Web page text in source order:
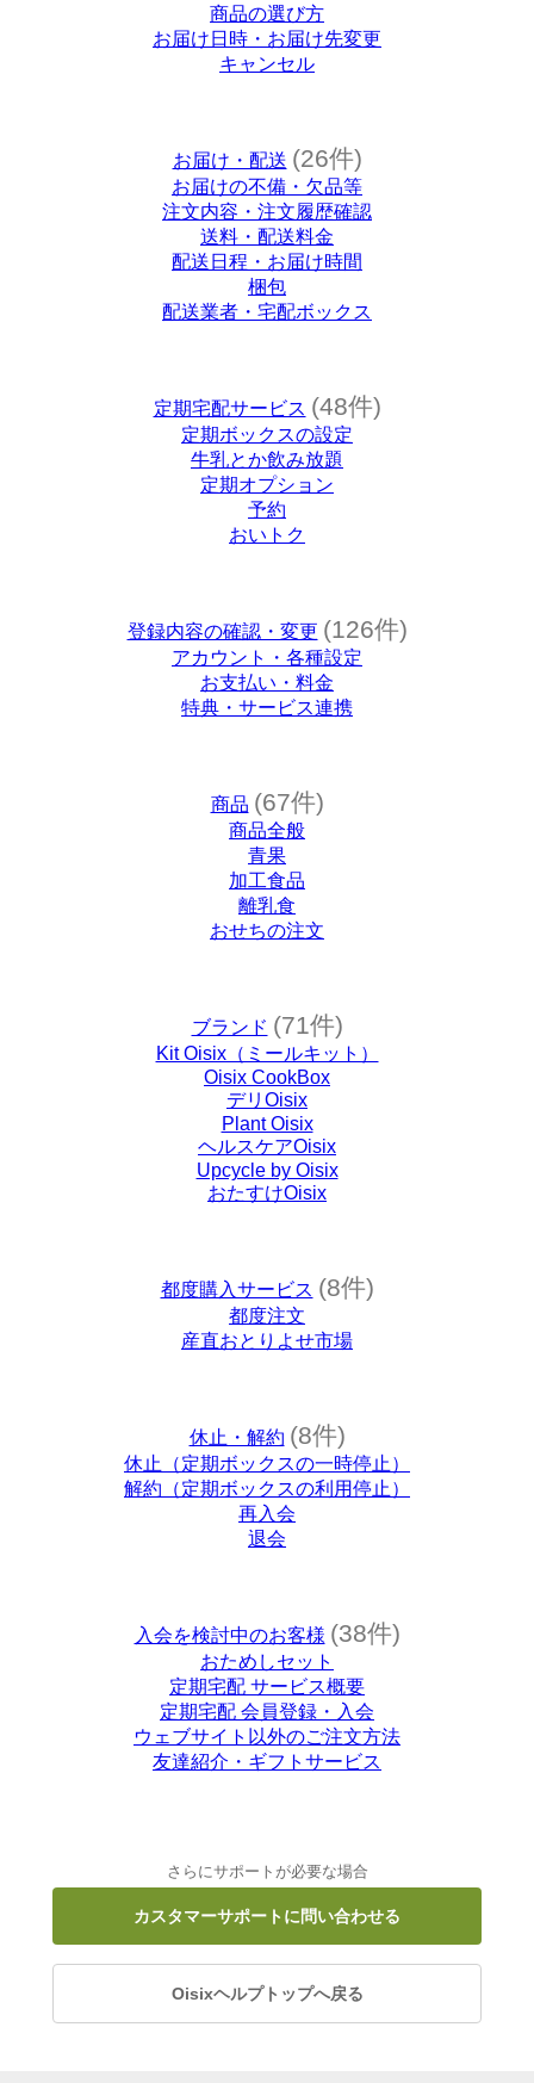
商品の選び方
お届け日時・お届け先変更
キャンセル
お届け・配送 (26件)
お届けの不備・欠品等
注文内容・注文履歴確認
送料・配送料金
配送日程・お届け時間
梱包
配送業者・宅配ボックス
定期宅配サービス (48件)
定期ボックスの設定
牛乳とか飲み放題
定期オプション
予約
おいトク
登録内容の確認・変更 (126件)
アカウント・各種設定
お支払い・料金
特典・サービス連携
商品 (67件)
商品全般
青果
加工食品
離乳食
おせちの注文
ブランド (71件)
Kit Oisix（ミールキット）
Oisix CookBox
デリOisix
Plant Oisix
ヘルスケアOisix
Upcycle by Oisix
おたすけOisix
都度購入サービス (8件)
都度注文
産直おとりよせ市場
休止・解約 (8件)
休止（定期ボックスの一時停止）
解約（定期ボックスの利用停止）
再入会
退会
入会を検討中のお客様 (38件)
おためしセット
定期宅配 サービス概要
定期宅配 会員登録・入会
ウェブサイト以外のご注文方法
友達紹介・ギフトサービス